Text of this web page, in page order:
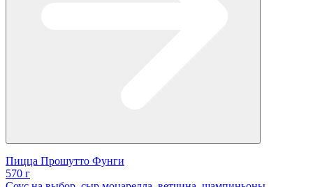
Пицца Прошутто Фунги
570 г